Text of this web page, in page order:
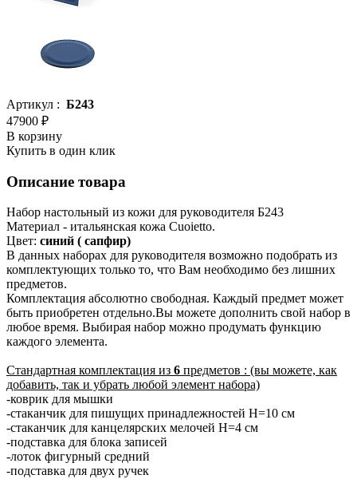
Артикул : Б243
47900 ₽
В корзину
Купить в один клик
Описание товара
Набор настольный из кожи для руководителя Б243
Материал - итальянская кожа Cuoietto.
Цвет: синий ( сапфир)
В данных наборах для руководителя возможно подобрать из
комплектующих только то, что Вам необходимо без лишних
предметов.
Комплектация абсолютно свободная. Каждый предмет может
быть приобретен отдельно.Вы можете дополнить свой набор в
любое время. Выбирая набор можно продумать функцию
каждого элемента.
Стандартная комплектация из 6 предметов : (вы можете, как
добавить, так и убрать любой элемент набора)
-коврик для мышки
-стаканчик для пишущих принадлежностей H=10 см
-стаканчик для канцелярских мелочей H=4 см
-подставка для блока записей
-лоток фигурный средний
-подставка для двух ручек